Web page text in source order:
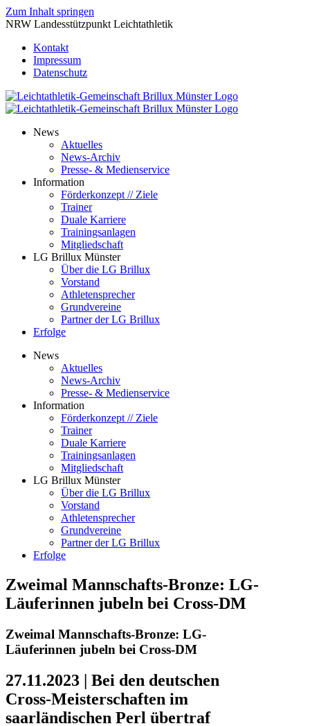
Zum Inhalt springen
NRW Landesstützpunkt Leichtathletik
Kontakt
Impressum
Datenschutz
News
Aktuelles
News-Archiv
Presse- & Medienservice
Information
Förderkonzept // Ziele
Trainer
Duale Karriere
Trainingsanlagen
Mitgliedschaft
LG Brillux Münster
Über die LG Brillux
Vorstand
Athletensprecher
Grundvereine
Partner der LG Brillux
Erfolge
News
Aktuelles
News-Archiv
Presse- & Medienservice
Information
Förderkonzept // Ziele
Trainer
Duale Karriere
Trainingsanlagen
Mitgliedschaft
LG Brillux Münster
Über die LG Brillux
Vorstand
Athletensprecher
Grundvereine
Partner der LG Brillux
Erfolge
Zweimal Mannschafts-Bronze: LG-
Läuferinnen jubeln bei Cross-DM
Zweimal Mannschafts-Bronze: LG-
Läuferinnen jubeln bei Cross-DM
27.11.2023 | Bei den deutschen
Cross-Meisterschaften im
saarländischen Perl übertraf